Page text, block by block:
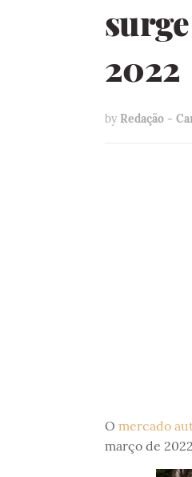
2022
by Redação -
O mercado
março de